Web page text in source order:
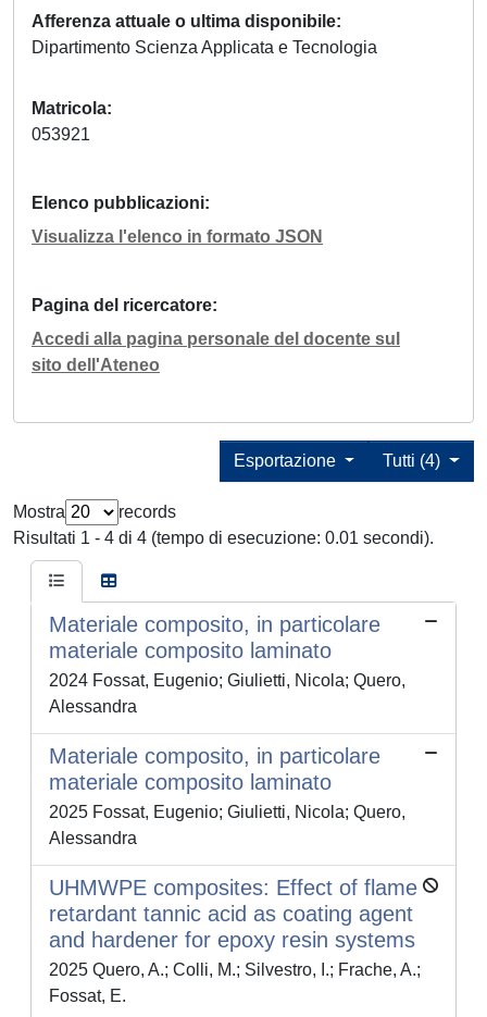
Afferenza attuale o ultima disponibile
Dipartimento Scienza Applicata e Tecnologia
Matricola
053921
Elenco pubblicazioni
Visualizza l'elenco in formato JSON
Pagina del ricercatore
Accedi alla pagina personale del docente sul
sito dell'Ateneo
Tutti (4)
Esportazione
Mostra
records
Risultati 1 - 4 di 4 (tempo di esecuzione: 0.01 secondi).
Materiale composito, in particolare
materiale composito laminato
2024 Fossat, Eugenio; Giulietti, Nicola; Quero,
Alessandra
Materiale composito, in particolare
materiale composito laminato
2025 Fossat, Eugenio; Giulietti, Nicola; Quero,
Alessandra
UHMWPE composites: Effect of flame
retardant tannic acid as coating agent
and hardener for epoxy resin systems
2025 Quero, A.; Colli, M.; Silvestro, I.; Frache, A.;
Fossat, E.